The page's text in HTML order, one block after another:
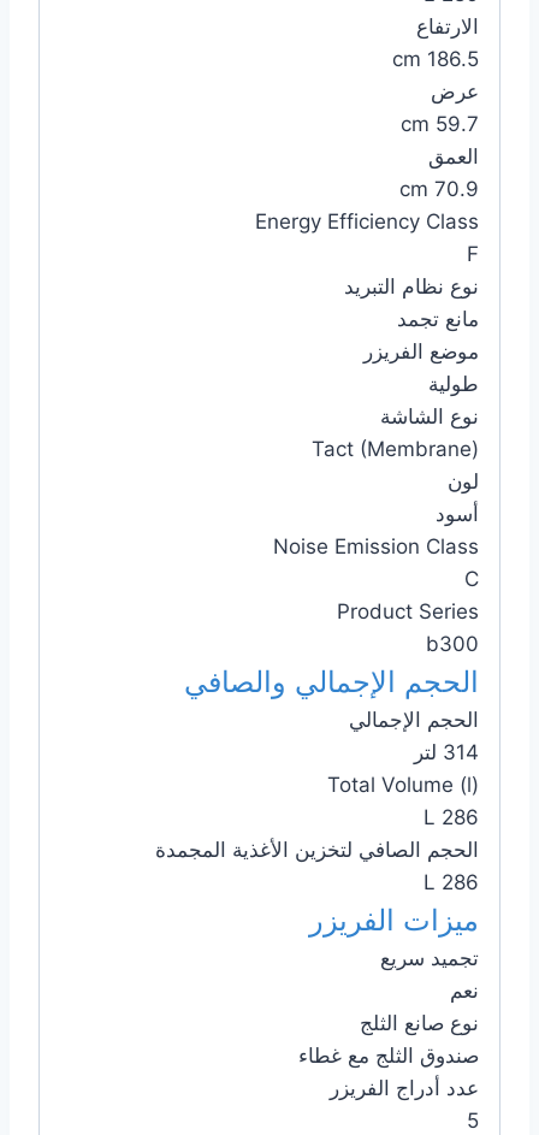
الارتفاع
186.5 cm
عرض
59.7 cm
العمق
70.9 cm
Energy Efficiency Class
F
نوع نظام التبريد
مانع تجمد
موضع الفريزر
طولية
نوع الشاشة
Tact (Membrane)
لون
أسود
Noise Emission Class
C
Product Series
b300
الحجم الإجمالي والصافي
الحجم الإجمالي
314 لتر
Total Volume (l)
286 L
الحجم الصافي لتخزين الأغذية المجمدة
286 L
ميزات الفريزر
تجميد سريع
نعم
نوع صانع الثلج
صندوق الثلج مع غطاء
عدد أدراج الفريزر
5